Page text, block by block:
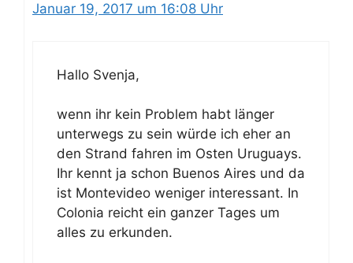
Januar 19, 2017 um 16:08 Uhr
Hallo Svenja,
wenn ihr kein Problem habt länger
unterwegs zu sein würde ich eher an
den Strand fahren im Osten Uruguays.
Ihr kennt ja schon Buenos Aires und da
ist Montevideo weniger interessant. In
Colonia reicht ein ganzer Tages um
alles zu erkunden.